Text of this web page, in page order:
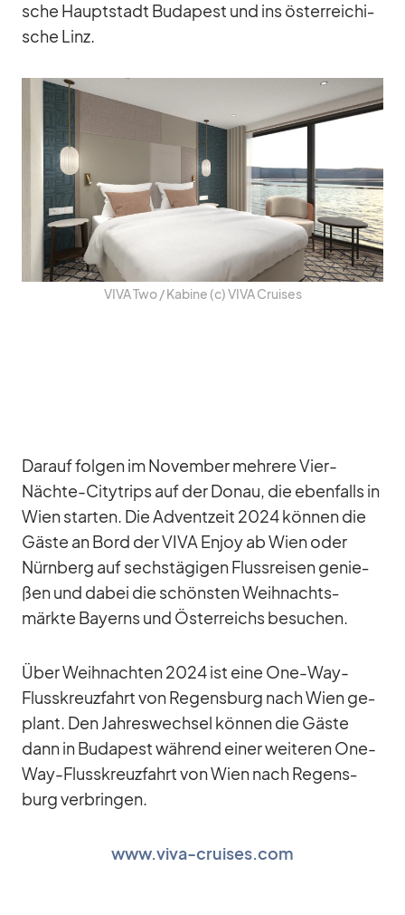
sche Haupt­stadt Bu­da­pest und ins ös­ter­rei­chi­
sche Linz.
VIVA Two /​ Ka­bine (c) VIVA Crui­ses
Dar­auf fol­gen im No­vem­ber meh­rere Vier-
Nächte-Ci­ty­trips auf der Do­nau, die eben­falls in
Wien star­ten. Die Ad­vent­zeit 2024 kön­nen die
Gäste an Bord der VIVA En­joy ab Wien oder
Nürn­berg auf sechs­tä­gi­gen Fluss­rei­sen ge­nie­
ßen und da­bei die schöns­ten Weih­nachts­
märkte Bay­erns und Ös­ter­reichs be­su­chen.
Über Weih­nach­ten 2024 ist eine One-Way-
Fluss­kreuz­fahrt von Re­gens­burg nach Wien ge­
plant. Den Jah­res­wech­sel kön­nen die Gäste
dann in Bu­da­pest wäh­rend ei­ner wei­te­ren One-
Way-Fluss­kreuz­fahrt von Wien nach Re­gens­
burg ver­brin­gen.
www.viva-cruises.com